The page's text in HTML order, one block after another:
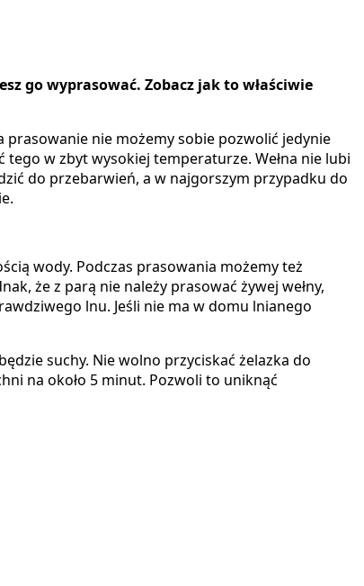
go wyprasować. Zobacz jak to właściwie
prasowanie nie możemy sobie pozwolić jedynie
w zbyt wysokiej temperaturze. Wełna nie lubi
do przebarwień, a w najgorszym przypadku do
wody. Podczas prasowania możemy też
że z parą nie należy prasować żywej wełny,
lnu. Jeśli nie ma w domu lnianego
suchy. Nie wolno przyciskać żelazka do
na około 5 minut. Pozwoli to uniknąć